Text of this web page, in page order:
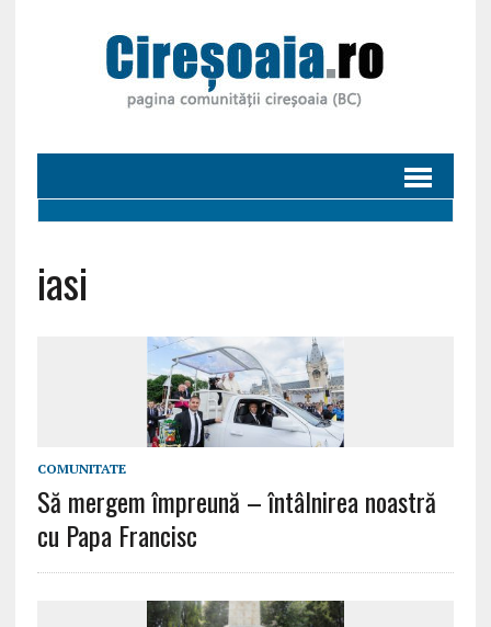
iasi
COMUNITATE
Să mergem împreună – întâlnirea noastră
cu Papa Francisc